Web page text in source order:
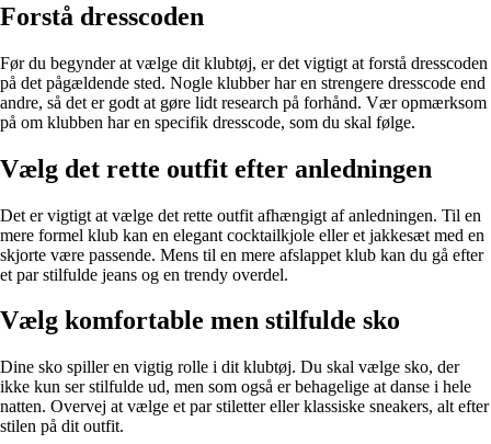
Forstå dresscoden
Før du begynder at vælge dit klubtøj, er det vigtigt at forstå dresscoden
på det pågældende sted. Nogle klubber har en strengere dresscode end
andre, så det er godt at gøre lidt research på forhånd. Vær opmærksom
på om klubben har en specifik dresscode, som du skal følge.
Vælg det rette outfit efter anledningen
Det er vigtigt at vælge det rette outfit afhængigt af anledningen. Til en
mere formel klub kan en elegant cocktailkjole eller et jakkesæt med en
skjorte være passende. Mens til en mere afslappet klub kan du gå efter
et par stilfulde jeans og en trendy overdel.
Vælg komfortable men stilfulde sko
Dine sko spiller en vigtig rolle i dit klubtøj. Du skal vælge sko, der
ikke kun ser stilfulde ud, men som også er behagelige at danse i hele
natten. Overvej at vælge et par stiletter eller klassiske sneakers, alt efter
stilen på dit outfit.